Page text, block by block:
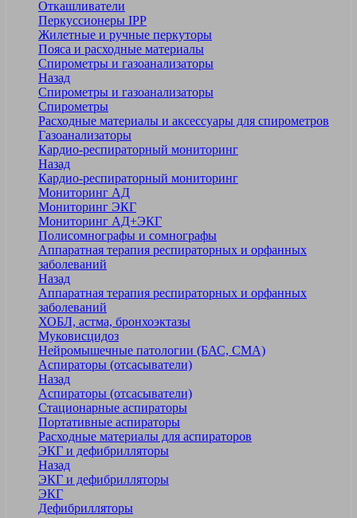
Откашливатели
Перкуссионеры IPP
Жилетные и ручные перкуторы
Пояса и расходные материалы
Спирометры и газоанализаторы
Назад
Спирометры и газоанализаторы
Спирометры
Расходные материалы и аксессуары для спирометров
Газоанализаторы
Кардио-респираторный мониторинг
Назад
Кардио-респираторный мониторинг
Мониторинг АД
Мониторинг ЭКГ
Мониторинг АД+ЭКГ
Полисомнографы и сомнографы
Аппаратная терапия респираторных и орфанных
заболеваний
Назад
Аппаратная терапия респираторных и орфанных
заболеваний
ХОБЛ, астма, бронхоэктазы
Муковисцидоз
Нейромышечные патологии (БАС, СМА)
Аспираторы (отсасыватели)
Назад
Аспираторы (отсасыватели)
Стационарные аспираторы
Портативные аспираторы
Расходные материалы для аспираторов
ЭКГ и дефибрилляторы
Назад
ЭКГ и дефибрилляторы
ЭКГ
Дефибрилляторы